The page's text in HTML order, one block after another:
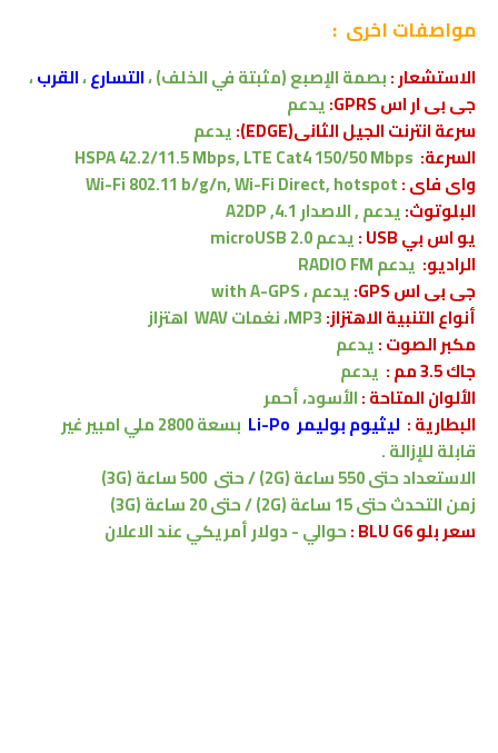
مواصفات اخرى :
الاستشعار:بصمة الإصبع(مثبتة في الخلف) ،التسارع،القرب،
جى بى ار اس GPRS:
يدعم
سرعة انترنت الجيل الثانى(EDGE):
يدعم
السرعة: HSPA 42.2/11.5 Mbps, LTE Cat4 150/50 Mbps
واى فاى :Wi-Fi 802.11 b/g/n, Wi-Fi Direct, hotspot
البلوتوث:يدعم , الاصدار 4.1, A2DP
يو اس بي USB :
يدعمmicroUSB 2.0
الراديو: يدعم RADIO FM
جى بى اس GPS:
يدعم ، with A-GPS
أنواع التنبية الاهتزاز:
اهتزاز
مكبر الصوت :يدعم
جاك 3.5 مم :
يدعم
الألوان المتاحة :الأسود،أحمر
البطارية: ليثيوم بوليمر Li-Po بسعة2800ملي امبيرغير
قابلة للإزالة .
الاستعداد حتى 550 ساعة (2G) / حتى 500 ساعة (3G)
زمن التحدث حتى 15 ساعة (2G) / حتى 20 ساعة (3G)
سعر بلو BLU G6 :
حوالي - دولار أمريكيعند الاعلان